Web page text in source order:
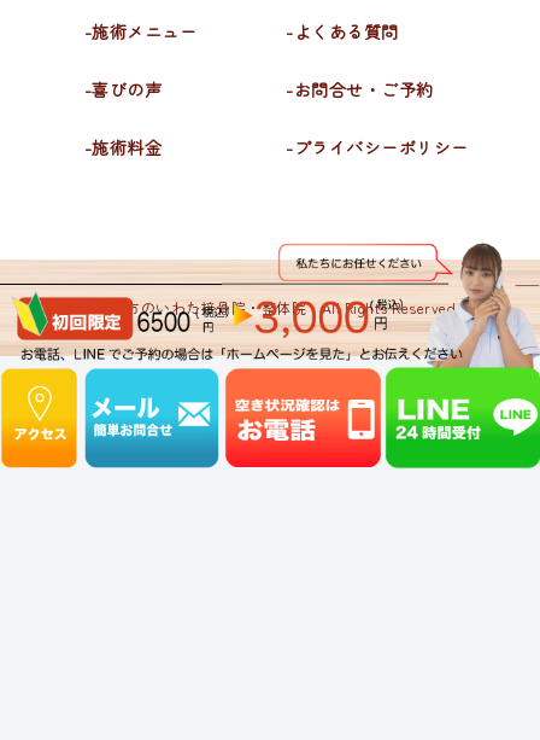
-施術メニュー
-喜びの声
-施術料金
-よくある質問
-お問合せ・ご予約
-プライバシーポリシー
©️ 四日市のいわた接骨院・整体院 All Rights Reserved.